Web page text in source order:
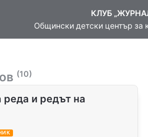
КЛУБ
Общински детски център за
(10)
реда и редът на